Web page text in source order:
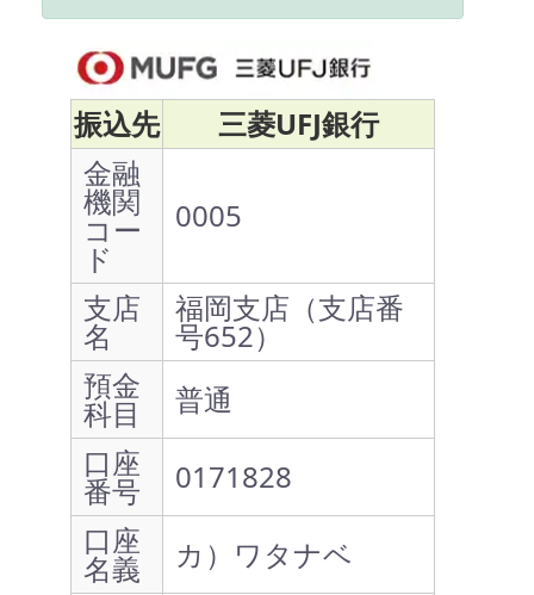
振込先
三菱UFJ銀行
金融
機関
コー
ド
0005
支店
名
福岡支店（支店番
号652）
預金
科目
普通
口座
番号
0171828
口座
名義
カ）ワタナベ